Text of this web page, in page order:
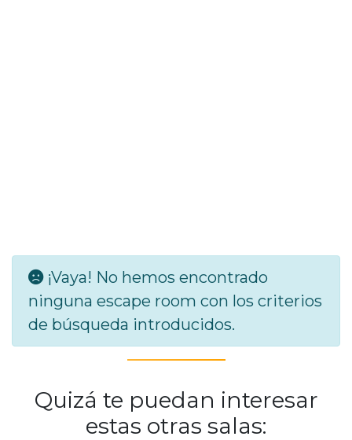
¡Vaya! No hemos encontrado
ninguna escape room con los criterios
de búsqueda introducidos.
Quizá te puedan interesar
estas otras salas: